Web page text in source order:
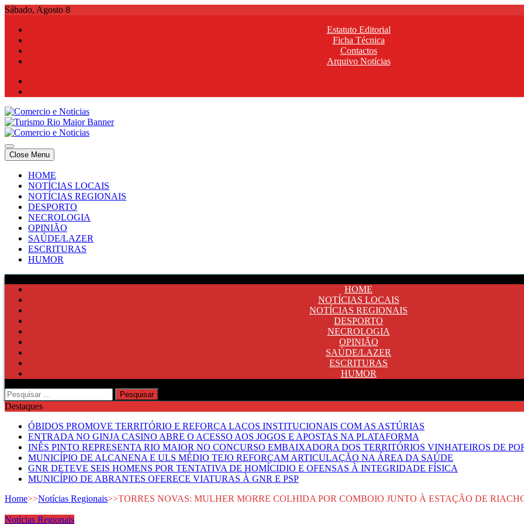
Skip
content
Sábado, Agosto 8
Estatuto Editorial
Ficha Técnica
Contactos
Arquivo Notícias
Comercio e Noticias
Notícias e Publicidade Online
Comercio e Noticias
Notícias e Publicidade Online
Close Menu
HOME
NOTÍCIAS LOCAIS
NOTÍCIAS REGIONAIS
DESPORTO
NECROLOGIA
OPINIÃO
SAÚDE/LAZER
ESCRITURAS
HUMOR
HOME
NOTÍCIAS LOCAIS
NOTÍCIAS REGIONAIS
DESPORTO
NECROLOGIA
OPINIÃO
SAÚDE/LAZER
ESCRITURAS
HUMOR
Pesquisar
por:
Destaques
ÓBIDOS PROMOVE TERRITÓRIO E REFORÇA LAÇOS INSTITUCIONAIS COM AS ASTÚRIAS
ENTRADA NO GINJA CASINO ABRE O ACESSO AOS JOGOS E APOSTAS NA PLATAFORMA
INÊS PINTO REPRESENTA RIO MAIOR NO CONCURSO EMBAIXADORA DOS TERRITÓRIOS VINHATEIROS DE
MUNICÍPIO DE ALCANENA E ULS MÉDIO TEJO REFORÇAM ARTICULAÇÃO NA ÁREA DA SAÚDE
GNR DETEVE SEIS HOMENS POR TENTATIVA DE HOMÍCIDIO E OFENSAS À INTEGRIDADE FÍSICA
MUNICÍPIO DE ABRANTES OFERECE VIATURAS À GNR E PSP
Home>>Notícias Regionais>>TORRES NOVAS: MULHER MORRE COLHIDA POR COMBOIO JUNTO À ESTAÇÃO DE
Notícias Regionais